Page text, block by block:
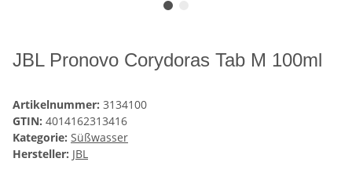
JBL Pronovo Corydoras Tab M 100ml
Artikelnummer: 3134100
GTIN: 4014162313416
Kategorie: Süßwasser
Hersteller: JBL